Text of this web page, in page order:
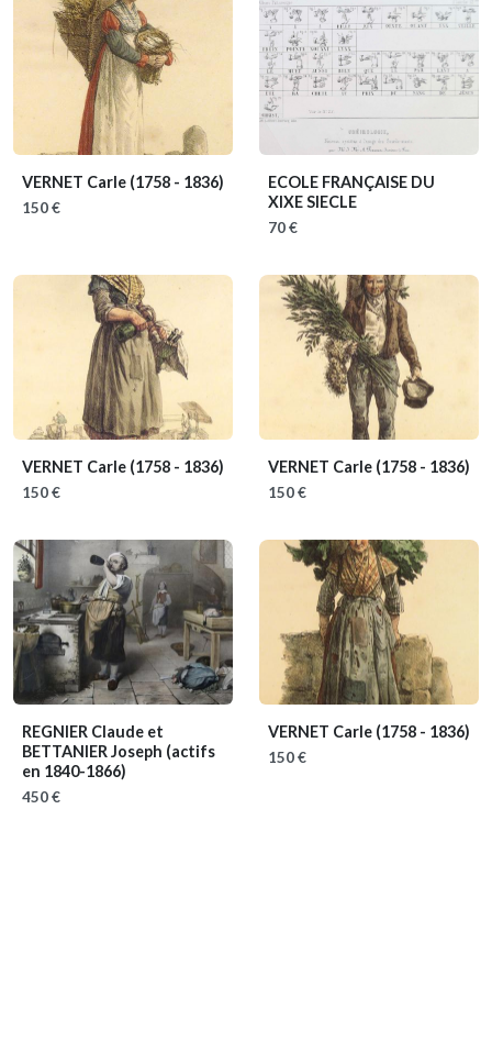
VERNET Carle (1758 - 1836)
150 €
ECOLE FRANÇAISE DU
XIXE SIECLE
70 €
VERNET Carle (1758 - 1836)
150 €
VERNET Carle (1758 - 1836)
150 €
REGNIER Claude et
BETTANIER Joseph (actifs
en 1840-1866)
450 €
VERNET Carle (1758 - 1836)
150 €